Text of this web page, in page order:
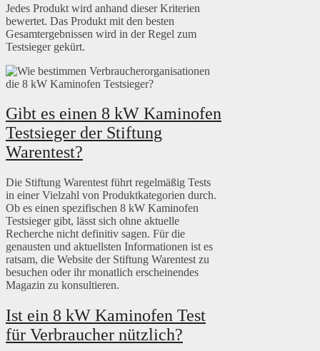
Jedes Produkt wird anhand dieser Kriterien
bewertet. Das Produkt mit den besten
Gesamtergebnissen wird in der Regel zum
Testsieger gekürt.
Gibt es einen 8 kW Kaminofen
Testsieger der Stiftung
Warentest?
Die Stiftung Warentest führt regelmäßig Tests
in einer Vielzahl von Produktkategorien durch.
Ob es einen spezifischen 8 kW Kaminofen
Testsieger gibt, lässt sich ohne aktuelle
Recherche nicht definitiv sagen. Für die
genausten und aktuellsten Informationen ist es
ratsam, die Website der Stiftung Warentest zu
besuchen oder ihr monatlich erscheinendes
Magazin zu konsultieren.
Ist ein 8 kW Kaminofen Test
für Verbraucher nützlich?